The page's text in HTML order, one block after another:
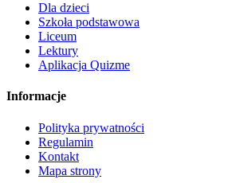
Dla dzieci
Szkoła podstawowa
Liceum
Lektury
Aplikacja Quizme
Informacje
Polityka prywatności
Regulamin
Kontakt
Mapa strony